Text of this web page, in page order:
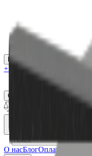
Каталог
+7 (926) 211 90 79
Обратный звонок
О насБлогОплата